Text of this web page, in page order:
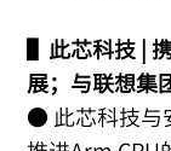
▌此芯科技 |
展；与联想集
● 此芯科技与